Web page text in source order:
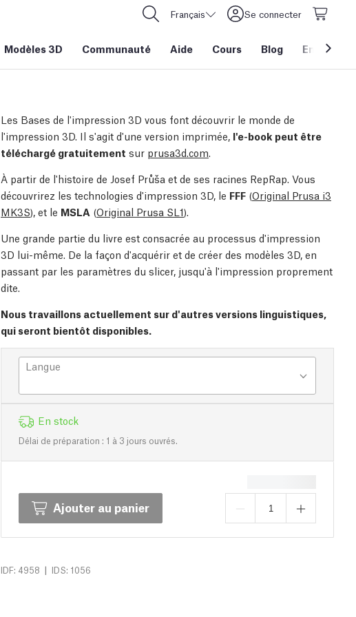
Français Se connecter
Modèles 3D Communauté Aide Cours Blog Entreprise
Les Bases de l'impression 3D vous font découvrir le monde de
l'impression 3D. Il s'agit d'une version imprimée, l'e-book peut être
téléchargé gratuitement sur prusa3d.com.
À partir de l'histoire de Josef Průša et de ses racines RepRap. Vous
découvrirez les technologies d'impression 3D, le FFF (Original Prusa i3
MK3S), et le MSLA (Original Prusa SL1).
Une grande partie du livre est consacrée au processus d'impression
3D lui-même. De la façon d'acquérir et de créer des modèles 3D, en
passant par les paramètres du slicer, jusqu'à l'impression proprement
dite.
Nous travaillons actuellement sur d'autres versions linguistiques,
qui seront bientôt disponibles.
Langue
En stock
Délai de préparation : 1 à 3 jours ouvrés.
Ajouter au panier
IDF: 4958 | IDS: 1056